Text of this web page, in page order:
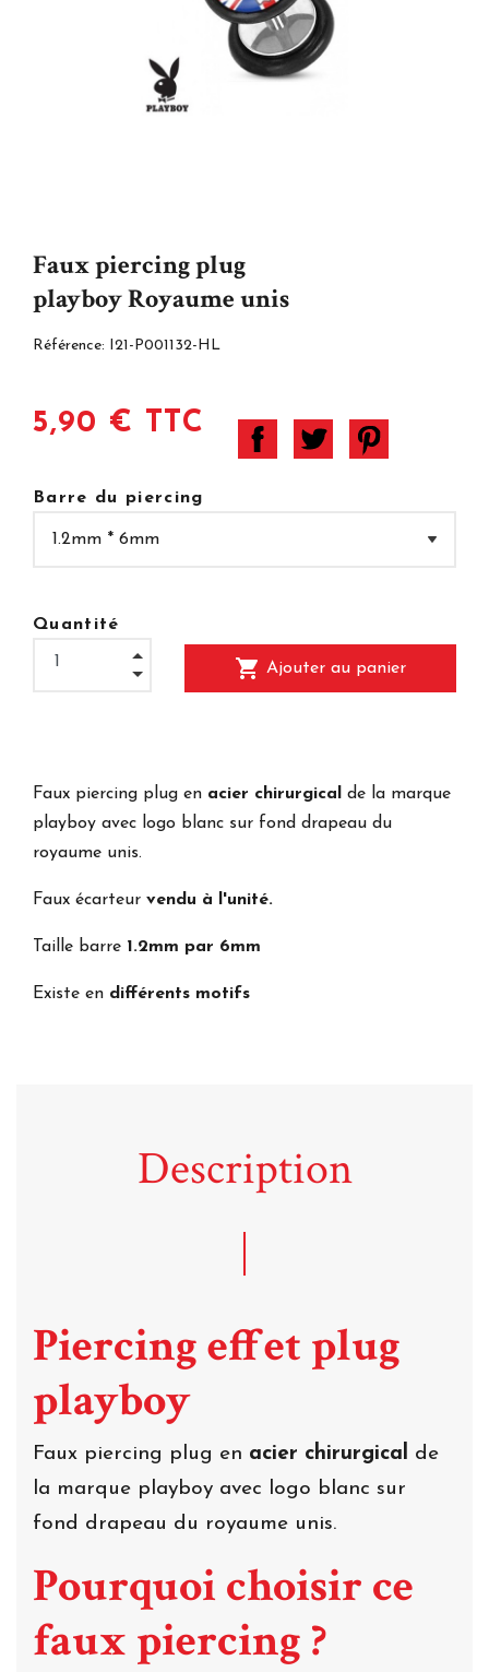
Faux piercing plug
playboy Royaume unis
Référence: I21-P001132-HL
5,90 € TTC
Barre du piercing
Quantité
shopping_cart Ajouter au panier
Faux piercing plug en acier chirurgical
de la marque
playboy avec logo blanc sur fond drapeau du
royaume unis.
Faux écarteur vendu à l'unité.
Taille barre 1.2mm par 6mm
Existe en différents motifs
Description
Piercing effet plug
playboy
Faux piercing plug en acier chirurgical
de
la marque playboy avec logo blanc sur
fond drapeau du royaume unis.
Pourquoi choisir ce
faux piercing ?